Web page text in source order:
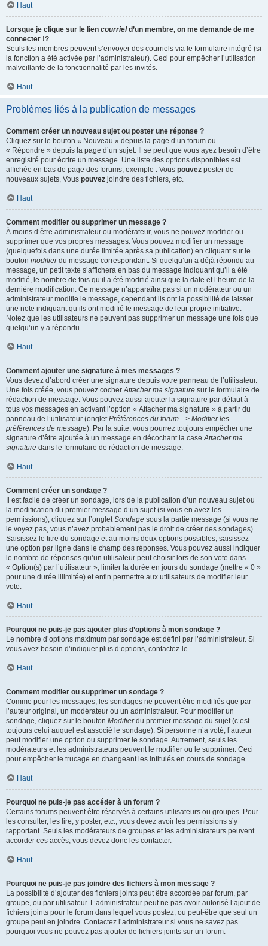
Haut
Lorsque je clique sur le lien courrield’un membre, on me demande de me
connecter !?
Seuls les membres peuvent s’envoyer des courriels via le formulaire intégré (si
la fonction a été activée par l’administrateur). Ceci pour empêcher l’utilisation
malveillante de la fonctionnalité par les invités.
Haut
Problèmes liés à la publication de messages
Comment créer un nouveau sujet ou poster une réponse ?
Cliquez sur le bouton « Nouveau » depuis la page d’un forum ou
« Répondre » depuis la page d’un sujet. Il se peut que vous ayez besoin d’être
enregistré pour écrire un message. Une liste des options disponibles est
affichée en bas de page des forums, exemple : Vous pouvez poster de
nouveaux sujets, Vous pouvez joindre des fichiers, etc.
Haut
Comment modifier ou supprimer un message ?
À moins d’être administrateur ou modérateur, vous ne pouvez modifier ou
supprimer que vos propres messages. Vous pouvez modifier un message
(quelquefois dans une durée limitée après sa publication) en cliquant sur le
bouton modifierdu message correspondant. Si quelqu’un a déjà répondu au
message, un petit texte s’affichera en bas du message indiquant qu’il a été
modifié, le nombre de fois qu’il a été modifié ainsi que la date et l’heure de la
dernière modification. Ce message n’apparaîtra pas si un modérateur ou un
administrateur modifie le message, cependant ils ont la possibilité de laisser
une note indiquant qu’ils ont modifié le message de leur propre initiative.
Notez que les utilisateurs ne peuvent pas supprimer un message une fois que
quelqu’un y a répondu.
Haut
Comment ajouter une signature à mes messages ?
Vous devez d’abord créer une signature depuis votre panneau de l’utilisateur.
Une fois créée, vous pouvez cocherAttacher ma signature sur le formulaire de
rédaction de message. Vous pouvez aussi ajouter la signature par défaut à
tous vos messages en activant l’option « Attacher ma signature » à partir du
panneau de l’utilisateur (ongletPréférences du forum --> Modifier les
préférences de message). Par la suite, vous pourrez toujours empêcher une
signature d’être ajoutée à un message en décochant la caseAttacher ma
signature dans le formulaire de rédaction de message.
Haut
Comment créer un sondage ?
Il est facile de créer un sondage, lors de la publication d’un nouveau sujet ou
la modification du premier message d’un sujet (si vous en avez les
permissions), cliquez sur l’ongletSondage sous la partie message (si vous ne
le voyez pas, vous n’avez probablement pas le droit de créer des sondages).
Saisissez le titre du sondage et au moins deux options possibles, saisissez
une option par ligne dans le champ des réponses. Vous pouvez aussi indiquer
le nombre de réponses qu’un utilisateur peut choisir lors de son vote dans
« Option(s) par l’utilisateur », limiter la durée en jours du sondage (mettre « 0 »
pour une durée illimitée) et enfin permettre aux utilisateurs de modifier leur
vote.
Haut
Pourquoi ne puis-je pas ajouter plus d’options à mon sondage ?
Le nombre d’options maximum par sondage est défini par l’administrateur. Si
vous avez besoin d’indiquer plus d’options, contactez-le.
Haut
Comment modifier ou supprimer un sondage ?
Comme pour les messages, les sondages ne peuvent être modifiés que par
l’auteur original, un modérateur ou un administrateur. Pour modifier un
sondage, cliquez sur le bouton Modifierdu premier message du sujet (c’est
toujours celui auquel est associé le sondage). Si personne n’a voté, l’auteur
peut modifier une option ou supprimer le sondage. Autrement, seuls les
modérateurs et les administrateurs peuvent le modifier ou le supprimer. Ceci
pour empêcher le trucage en changeant les intitulés en cours de sondage.
Haut
Pourquoi ne puis-je pas accéder à un forum ?
Certains forums peuvent être réservés à certains utilisateurs ou groupes. Pour
les consulter, les lire, y poster, etc., vous devez avoir les permissions s’y
rapportant. Seuls les modérateurs de groupes et les administrateurs peuvent
accorder ces accès, vous devez donc les contacter.
Haut
Pourquoi ne puis-je pas joindre des fichiers à mon message ?
La possibilité d’ajouter des fichiers joints peut être accordée par forum, par
groupe, ou par utilisateur. L’administrateur peut ne pas avoir autorisé l’ajout de
fichiers joints pour le forum dans lequel vous postez, ou peut-être que seul un
groupe peut en joindre. Contactez l’administrateur si vous ne savez pas
pourquoi vous ne pouvez pas ajouter de fichiers joints sur un forum.